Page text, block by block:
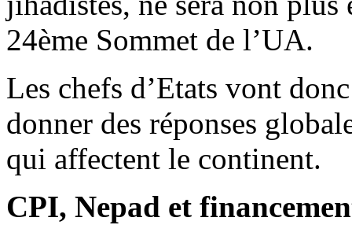
24ème Sommet de l’UA.
Les chefs d’Etats vont
donner des réponses
qui affectent le continent.
CPI, Nepad et